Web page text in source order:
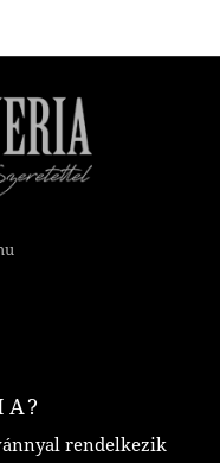
rendelkezik